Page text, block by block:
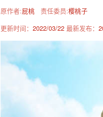
原作者:屁桃 责任委员:樱桃子
更新时间： 2022/03/22 最新发布：